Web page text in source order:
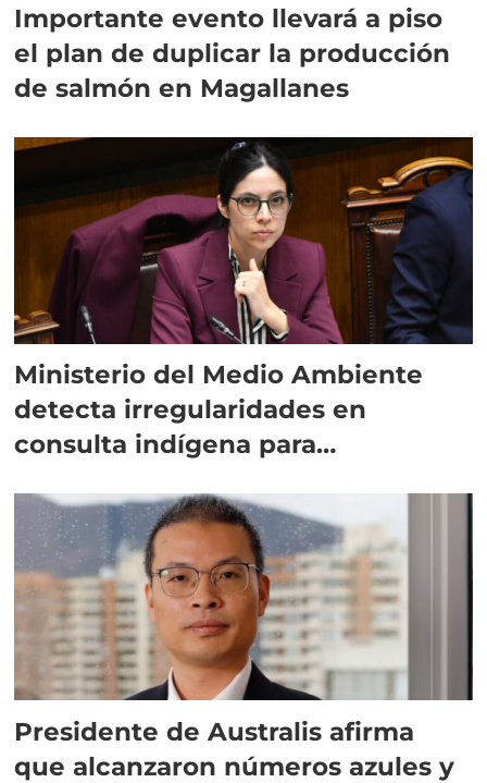
Importante evento llevará a piso
el plan de duplicar la producción
de salmón en Magallanes
Ministerio del Medio Ambiente
detecta irregularidades en
consulta indígena para
Presidente de Australis afirma
que alcanzaron números azules y